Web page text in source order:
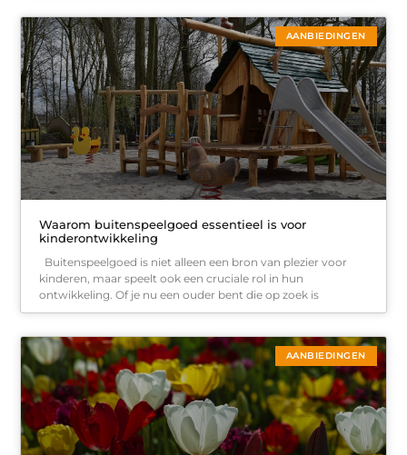
AANBIEDINGEN
Waarom buitenspeelgoed essentieel is voor
kinderontwikkeling
Buitenspeelgoed is niet alleen een bron van plezier voor
kinderen, maar speelt ook een cruciale rol in hun
ontwikkeling. Of je nu een ouder bent die op zoek is
AANBIEDINGEN